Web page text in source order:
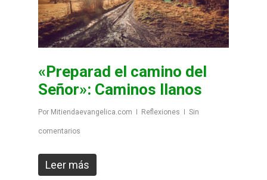
«Preparad el camino del
Señor»: Caminos llanos
Por Mitiendaevangelica.com Reflexiones Sin
comentarios
Leer más